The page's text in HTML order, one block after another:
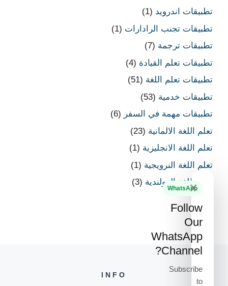
تطبيقات اندرويد (1)
تطبيقات تجنب الرادارات (1)
تطبيقات ترجمة (7)
تطبيقات تعلم القيادة (4)
تطبيقات تعلم اللغة (51)
تطبيقات خدمية (53)
تطبيقات مهمة في السفر (6)
تعلم اللغة الالمانية (23)
تعلم اللغة الانجليزية (1)
تعلم اللغة النرويجية (1)
تعلم اللغة الهولندية (3)
INFO
×
WhatsApp
Follow
Our
WhatsApp
Channel?
Subscribe
to